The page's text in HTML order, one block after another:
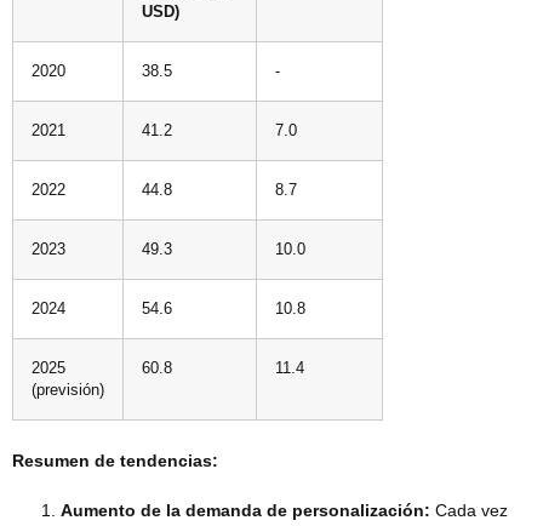
USD)
2020 38.5 -
2021 41.2 7.0
2022 44.8 8.7
2023 49.3 10.0
2024 54.6 10.8
2025
(previsión)
60.8 11.4
Resumen de tendencias:
Aumento de la demanda de personalización: Cada vez